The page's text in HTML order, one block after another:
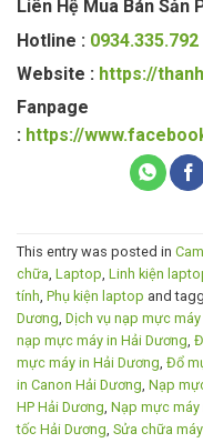
Liên Hệ Mua Bán Sản
Hotline : 0934.335.792
Website : https://
Fanpage
: https://
This entry was posted in
chữa, Laptop, Linh kiện
tính, Phụ kiện laptop and
Dương, Dịch vụ nạp mực
nạp mực máy in Hải Dương,
mực máy in Hải Dương, Đổ
in Canon Hải Dương, Nạp
HP Hải Dương, Nạp mực máy
tốc Hải Dương, Sửa chữa